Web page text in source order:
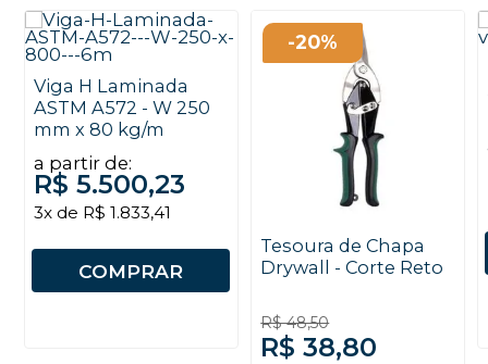
Viga H Laminada
ASTM A572 - W 250
mm x 80 kg/m
a partir de:
R$ 5.500,23
3x de R$ 1.833,41
COMPRAR
Tesoura de Chapa
Drywall - Corte Reto
R$ 48,50
R$ 38,80
-20%